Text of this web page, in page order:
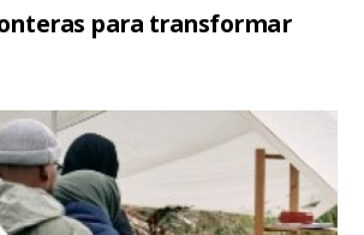
para transformar